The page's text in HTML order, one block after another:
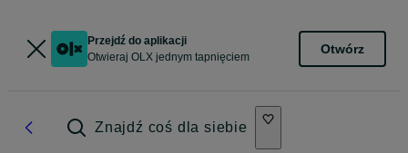
Przejdź do aplikacji
Otwieraj OLX jednym tapnięciem
Otwórz
Znajdź coś dla siebie